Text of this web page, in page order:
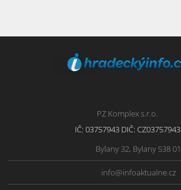
PZ Komplex s.r.o.
IČ: 03757943 DIČ: CZ03757943
Bylany 32, Bylany 538 01
info@infoaktualne.cz